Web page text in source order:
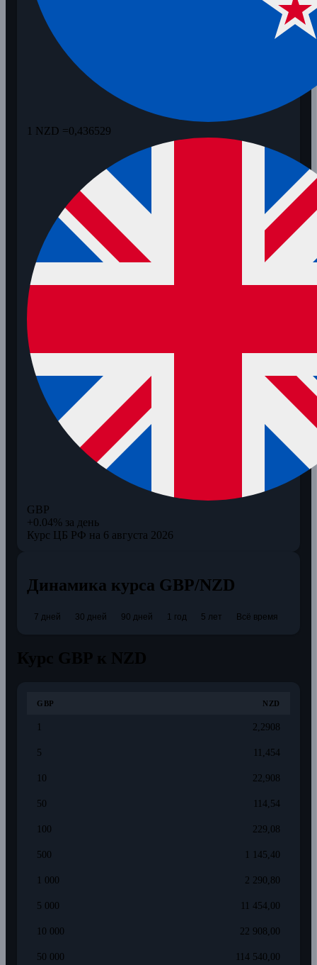
1 NZD =0,436529
GBP
+0.04% за день
Курс ЦБ РФ на 6 августа 2026
Динамика курса GBP/NZD
7 дней 30 дней 90 дней 1 год 5 лет Всё время
GBP NZD
1 2,2908
5 11,454
10 22,908
50 114,54
100 229,08
500 1 145,40
1 000 2 290,80
5 000 11 454,00
10 000 22 908,00
50 000 114 540,00